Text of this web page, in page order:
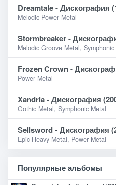
Dreamtale - Дискография
Melodic Power Metal
Stormbreaker -
Melodic Groove Metal,
Frozen Crown -
Power Metal
Xandria - Дискография
Gothic Metal, Symphonic Metal
Sellsword - Дискография
Epic Heavy Metal, Power Metal
Популярные альбомы